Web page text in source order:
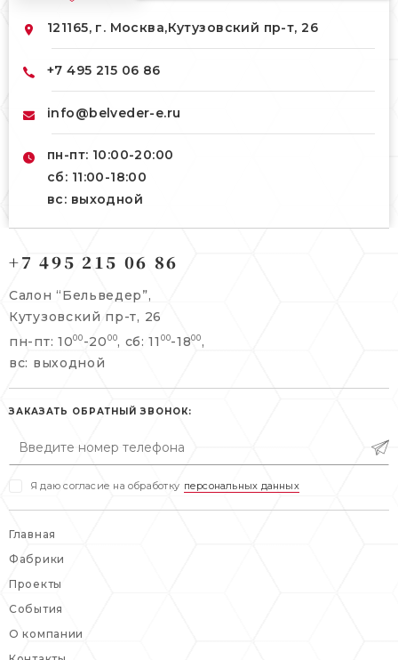
121165, г. Москва,Кутузовский пр-т, 26
+7 495 215 06 86
info@belveder-e.ru
пн-пт: 10:00-20:00
сб: 11:00-18:00
вс: выходной
121165, г. Москва,Кутузовский пр-т, 26
+7 495 215 06 86
info@belveder-e.ru
пн-пт: 10:00-20:00
сб, вс: выходной
121165, г. Москва,
+7 495 477 45 43
info@belveder-e.ru
пн-пт: 10:00-19:00
вс: выходной
+7 495 215 06 86
Салон “Бельведер”,
Кутузовский пр-т, 26
пн-пт: 1000 -20 00, сб: 11 00-1800 ,
вс: выходной
ЗАКАЗАТЬ ОБРАТНЫЙ ЗВОНОК:
Я даю согласие на обработку персональных данных
Главная
Фабрики
Проекты
События
О компании